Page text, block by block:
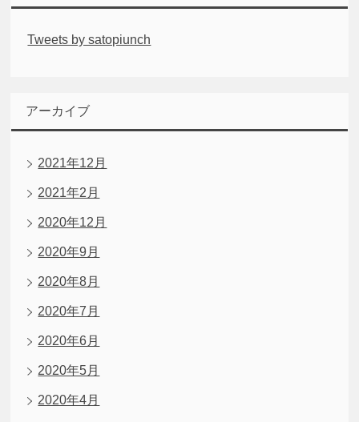
Tweets by satopiunch
アーカイブ
2021年12月
2021年2月
2020年12月
2020年9月
2020年8月
2020年7月
2020年6月
2020年5月
2020年4月